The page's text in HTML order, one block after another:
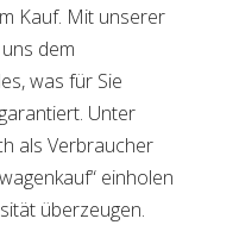
Kauf. Mit unserer
dem
was für Sie
Unter
als Verbraucher
einholen
überzeugen.